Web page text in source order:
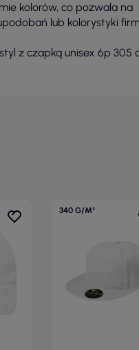
kolorów, co pozwala na
lub kolorystyki
z czapką unisex 6p 305
340 G/M²